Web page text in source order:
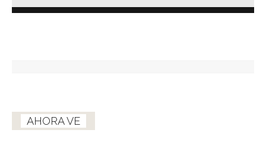
AHORA VE